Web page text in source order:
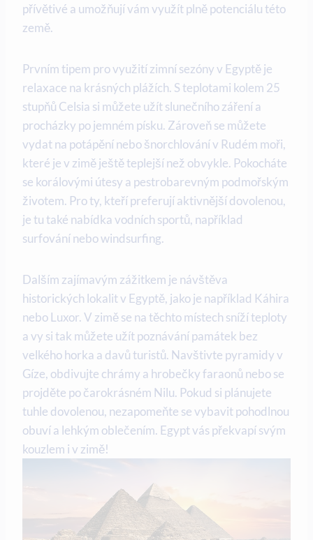
přívětivé a umožňují vám využít plně potenciálu této
země.
Prvním tipem pro využití zimní sezóny v Egyptě je
relaxace na krásných plážích. S teplotami kolem 25
stupňů Celsia si můžete užít slunečního záření a
procházky po jemném písku. Zároveň se můžete
vydat na potápění nebo šnorchlování v Rudém moři,
které je v zimě ještě teplejší než obvykle. Pokocháte
se korálovými útesy a pestrobarevným podmořským
životem. Pro ty, kteří preferují aktivnější dovolenou,
je tu také nabídka vodních sportů, například
surfování nebo windsurfing.
Dalším zajímavým zážitkem je návštěva
historických lokalit v Egyptě, jako je například Káhira
nebo Luxor. V zimě se na těchto místech sníží teploty
a vy si tak můžete užít poznávání památek bez
velkého horka a davů turistů. Navštivte pyramidy v
Gíze, obdivujte chrámy a hrobečky faraonů nebo se
projděte po čarokrásném Nilu. Pokud si plánujete
tuhle dovolenou, nezapomeňte se vybavit pohodlnou
obuví a lehkým oblečením. Egypt vás překvapí svým
kouzlem i v zimě!